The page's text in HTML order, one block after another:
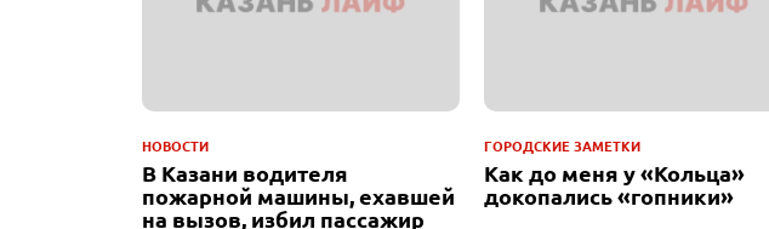
НОВОСТИ
В Казани водителя
пожарной машины, ехавшей
на вызов, избил пассажир
ГОРОДСКИЕ ЗАМЕТКИ
Как до меня у «Кольца»
докопались «гопники»